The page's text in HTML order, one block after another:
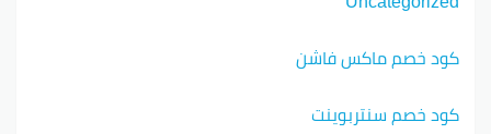
كود خصم ماكس فاشن
كود خصم سنتربوينت